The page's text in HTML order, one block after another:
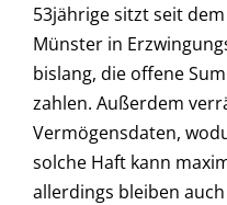
53jährige sitzt seit
Münster in
bislang, die offene
zahlen. Außerdem
Vermögensdaten,
solche Haft kann
allerdings bleiben